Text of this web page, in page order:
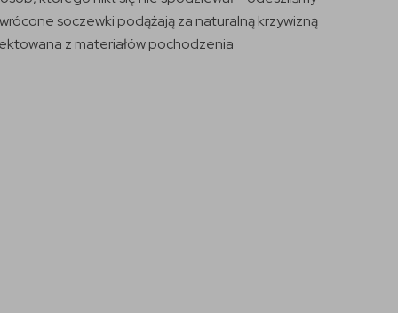
soczewki podążają za naturalną krzywizną
z materiałów pochodzenia